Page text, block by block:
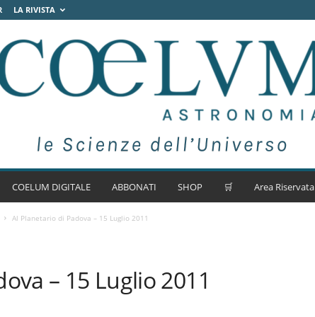
LA RIVISTA
COELUM DIGITALE ABBONATI SHOP 🛒 Area Riservata
Al Planetario di Padova – 15 Luglio 2011
– 15 Luglio 2011